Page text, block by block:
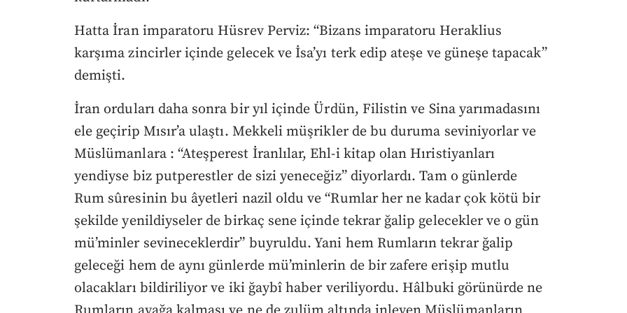
Hatta İran imparatoru Hüsrev Perviz: “Bizans imparatoru Heraklius
karşıma zincirler içinde gelecek ve İsa’yı terk edip ateşe ve güneşe tapacak”
demişti.
İran orduları daha sonra bir yıl içinde Ürdün, Filistin ve Sina yarımadasını
ele geçirip Mısır’a ulaştı. Mekkeli müşrikler de bu duruma seviniyorlar ve
Müslümanlara : “Ateşperest İranlılar, Ehl-i kitap olan Hıristiyanları
yendiyse biz putperestler de sizi yeneceğiz” diyorlardı. Tam o günlerde
Rum sûresinin bu âyetleri nazil oldu ve “Rumlar her ne kadar çok kötü bir
şekilde yenildiyseler de birkaç sene içinde tekrar ğalip gelecekler ve o gün
mü’minler sevineceklerdir” buyruldu. Yani hem Rumların tekrar ğalip
geleceği hem de aynı günlerde mü’minlerin de bir zafere erişip mutlu
olacakları bildiriliyor ve iki ğaybî haber veriliyordu. Hâlbuki görünürde ne